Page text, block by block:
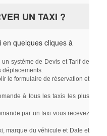
UN TAXI ?
quelques cliques à
système de Devis et Tarif de
déplacements.
le formulaire de réservation et
à tous les taxis les plus
par un taxi vous recevez
du véhicule et Date et